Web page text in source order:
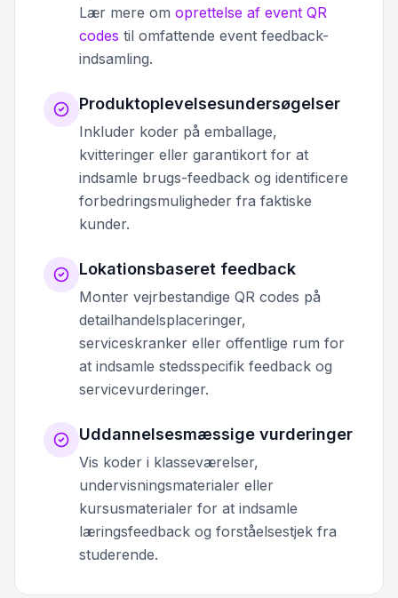
Lær mere om oprettelse af event QR
codes til omfattende event feedback-
indsamling.
Produktoplevelsesundersøgelser
Inkluder koder på emballage,
kvitteringer eller garantikort for at
indsamle brugs-feedback og identificere
forbedringsmuligheder fra faktiske
kunder.
Lokationsbaseret feedback
Monter vejrbestandige QR codes på
detailhandelsplaceringer,
serviceskranker eller offentlige rum for
at indsamle stedsspecifik feedback og
servicevurderinger.
Uddannelsesmæssige vurderinger
Vis koder i klasseværelser,
undervisningsmaterialer eller
kursusmaterialer for at indsamle
læringsfeedback og forståelsestjek fra
studerende.